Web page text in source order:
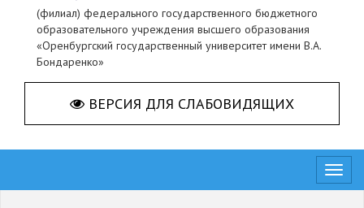
(филиал) федерального государственного бюджетного
образовательного учреждения высшего образования
«Оренбургский государственный университет имени В.А.
Бондаренко»
ВЕРСИЯ ДЛЯ СЛАБОВИДЯЩИХ